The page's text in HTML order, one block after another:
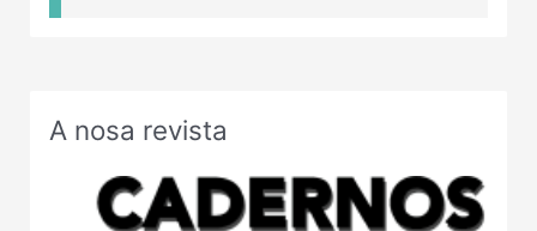
A nosa revista